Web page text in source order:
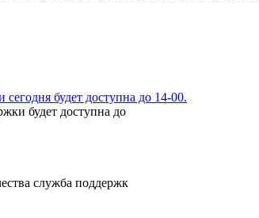
будет доступна до 14-00.
будет доступна до
служба поддержк